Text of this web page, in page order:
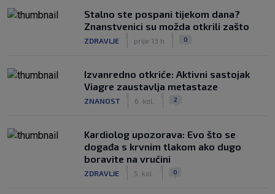
Stalno ste pospani tijekom dana?
Znanstvenici su možda otkrili zašto
ZDRAVLJE prije 13 h 0
Izvanredno otkriće: Aktivni sastojak
Viagre zaustavlja metastaze
ZNANOST 6. kol. 2
Kardiolog upozorava: Evo što se
događa s krvnim tlakom ako dugo
boravite na vrućini
ZDRAVLJE 5. kol. 0